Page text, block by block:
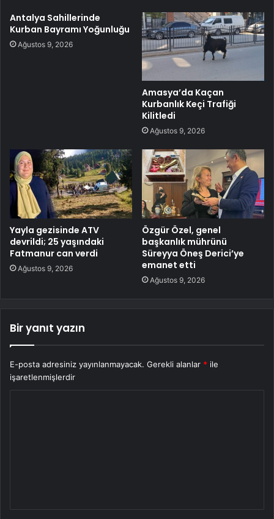
Antalya Sahillerinde
Kurban Bayramı Yoğunluğu
Ağustos 9, 2026
Amasya’da Kaçan
Kurbanlık Keçi Trafiği
Kilitledi
Ağustos 9, 2026
Yayla gezisinde ATV
devrildi; 25 yaşındaki
Fatmanur can verdi
Ağustos 9, 2026
Özgür Özel, genel
başkanlık mührünü
Süreyya Öneş Derici’ye
emanet etti
Ağustos 9, 2026
Bir yanıt yazın
E-posta adresiniz yayınlanmayacak. Gerekli alanlar * ile
işaretlenmişlerdir